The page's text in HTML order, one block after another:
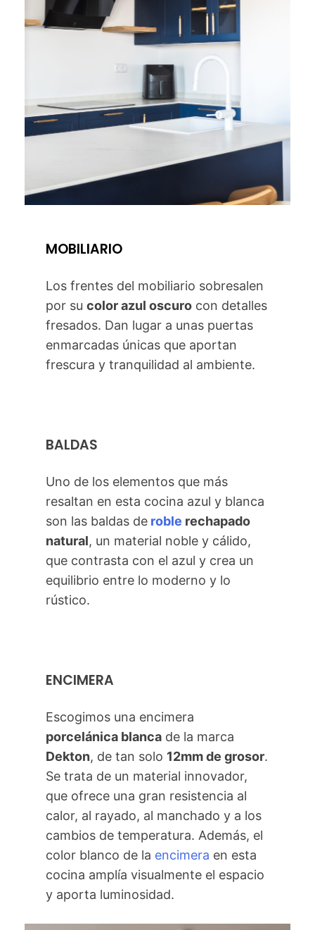
MOBILIARIO
Los frentes del mobiliario sobresalen
por sucolor azul oscuro con detalles
fresados. Dan lugar a unas puertas
enmarcadas únicas que aportan
frescura y tranquilidad al ambiente.
BALDAS
Uno de los elementos que más
resaltan en esta cocina azul y blanca
son las baldas de roble rechapado
natural, un material noble y cálido,
que contrasta con el azul y crea un
equilibrio entre lo moderno y lo
rústico.
ENCIMERA
Escogimos una encimera
porcelánica blanca de la marca
Dekton, de tan solo 12mm de grosor.
Se trata de un material innovador,
que ofrece una gran resistencia al
calor, al rayado, al manchado y a los
cambios de temperatura. Además, el
color blanco de la encimera en esta
cocina amplía visualmente el espacio
y aporta luminosidad.